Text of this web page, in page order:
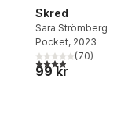
Totalt antal röster:
Skred
Sara Strömberg
Pocket, 2023
3,9utav 5 stjärnor.
(70)
99 kr